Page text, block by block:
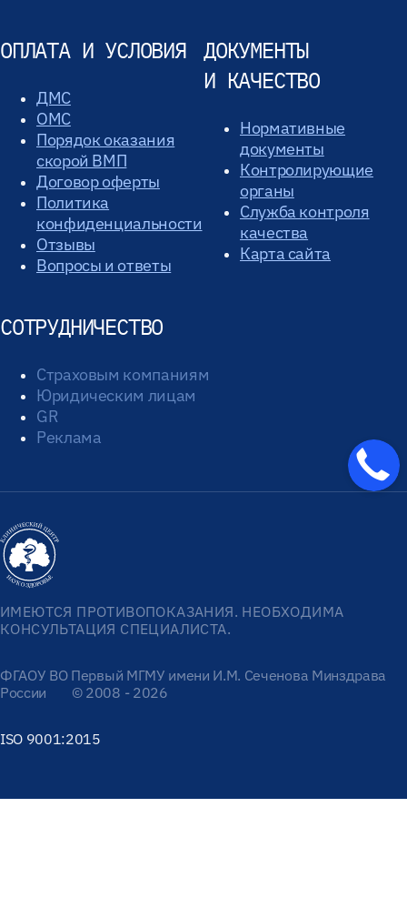
ОПЛАТА И УСЛОВИЯ
ДМС
ОМС
Порядок оказания
скорой ВМП
Договор оферты
Политика
конфиденциальности
Отзывы
Вопросы и ответы
ДОКУМЕНТЫ
И КАЧЕСТВО
Нормативные
документы
Контролирующие
органы
Служба контроля
качества
Карта сайта
СОТРУДНИЧЕСТВО
Страховым компаниям
Юридическим лицам
GR
Реклама
ИМЕЮТСЯ ПРОТИВОПОКАЗАНИЯ. НЕОБХОДИМА
КОНСУЛЬТАЦИЯ СПЕЦИАЛИСТА.
ФГАОУ ВО Первый МГМУ имени И.М. Сеченова Минздрава
России
© 2008 - 2026
ISO 9001:2015